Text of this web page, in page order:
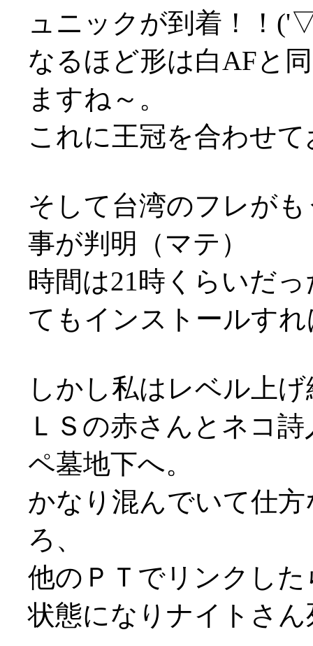
ュニックが到着！！
なるほど形は白AFと
ますね～。
これに王冠を合わせ
そして台湾のフレが
事が判明（マテ）
時間は21時くらいだ
てもインストールす
しかし私はレベル上
ＬＳの赤さんとネコ
ペ墓地下へ。
かなり混んでいて仕
ろ、
他のＰＴでリンクし
状態になりナイトさ